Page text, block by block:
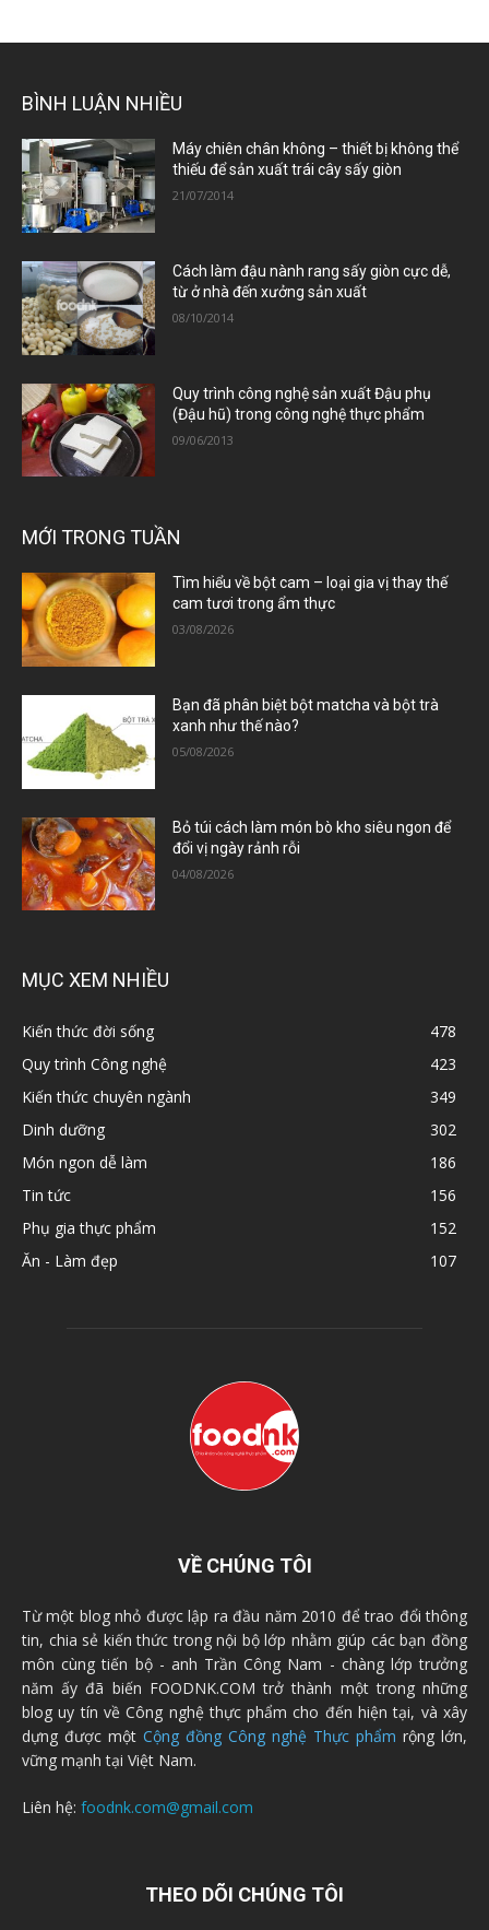
BÌNH LUẬN NHIỀU
Máy chiên chân không – thiết bị không thể
thiếu để sản xuất trái cây sấy giòn
21/07/2014
Cách làm đậu nành rang sấy giòn cực dễ,
từ ở nhà đến xưởng sản xuất
08/10/2014
Quy trình công nghệ sản xuất Đậu phụ
(Đậu hũ) trong công nghệ thực phẩm
09/06/2013
MỚI TRONG TUẦN
Tìm hiểu về bột cam – loại gia vị thay thế
cam tươi trong ẩm thực
03/08/2026
Bạn đã phân biệt bột matcha và bột trà
xanh như thế nào?
05/08/2026
Bỏ túi cách làm món bò kho siêu ngon để
đổi vị ngày rảnh rỗi
04/08/2026
MỤC XEM NHIỀU
Kiến thức đời sống
478
Quy trình Công nghệ
423
Kiến thức chuyên ngành
349
Dinh dưỡng
302
Món ngon dễ làm
186
Tin tức
156
Phụ gia thực phẩm
152
Ăn - Làm đẹp
107
VỀ CHÚNG TÔI
Từ một blog nhỏ được lập ra đầu năm 2010 để trao đổi thông
tin, chia sẻ kiến thức trong nội bộ lớp nhằm giúp các bạn đồng
môn cùng tiến bộ - anh Trần Công Nam - chàng lớp trưởng
năm ấy đã biến FOODNK.COM trở thành một trong những
blog uy tín về Công nghệ thực phẩm cho đến hiện tại, và xây
dựng được một Cộng đồng Công nghệ Thực phẩm rộng lớn,
vững mạnh tại Việt Nam.
Liên hệ: foodnk.com@gmail.com
THEO DÕI CHÚNG TÔI